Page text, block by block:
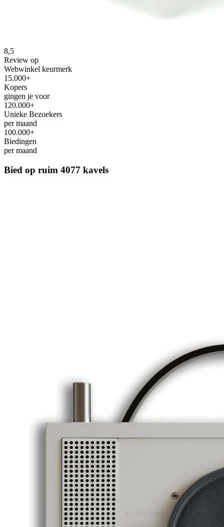
8,5
Review op
Webwinkel keurmerk
15.000+
Kopers
gingen je voor
120.000+
Unieke Bezoekers
per maand
100.000+
Biedingen
per maand
Bied op ruim 4077 kavels